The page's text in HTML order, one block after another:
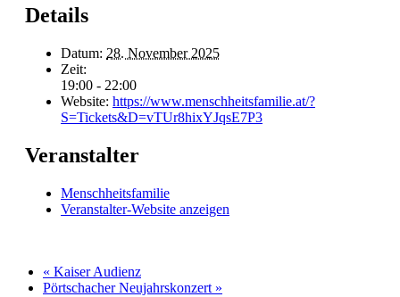
Details
Datum: 28. November 2025
Zeit:
19:00 - 22:00
Website: https://www.menschheitsfamilie.at/?
S=Tickets&D=vTUr8hixYJqsE7P3
Veranstalter
Menschheitsfamilie
Veranstalter-Website anzeigen
« Kaiser Audienz
Pörtschacher Neujahrskonzert »